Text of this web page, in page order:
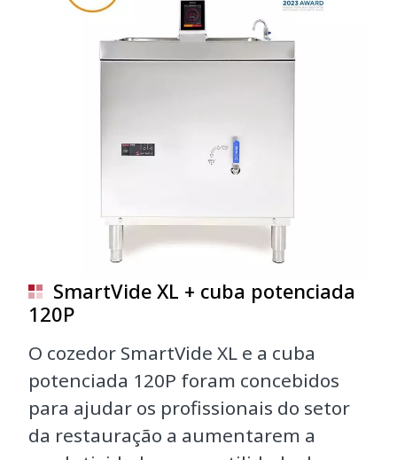
SmartVide XL + cuba potenciada
120P
O cozedor SmartVide XL e a cuba
potenciada 120P foram concebidos
para ajudar os profissionais do setor
da restauração a aumentarem a